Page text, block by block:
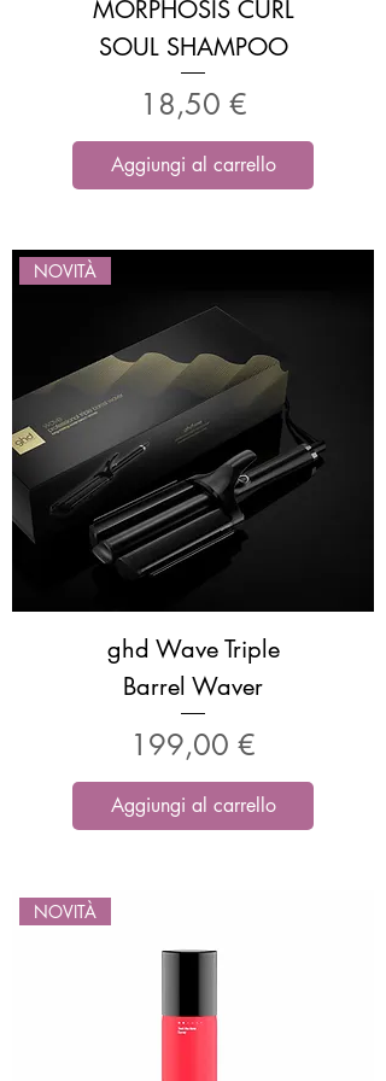
MORPHOSIS CURL
SOUL SHAMPOO
Prezzo
18,50 €
Aggiungi al carrello
NOVITÀ
ghd Wave Triple
Barrel Waver
Prezzo
199,00 €
Aggiungi al carrello
NOVITÀ